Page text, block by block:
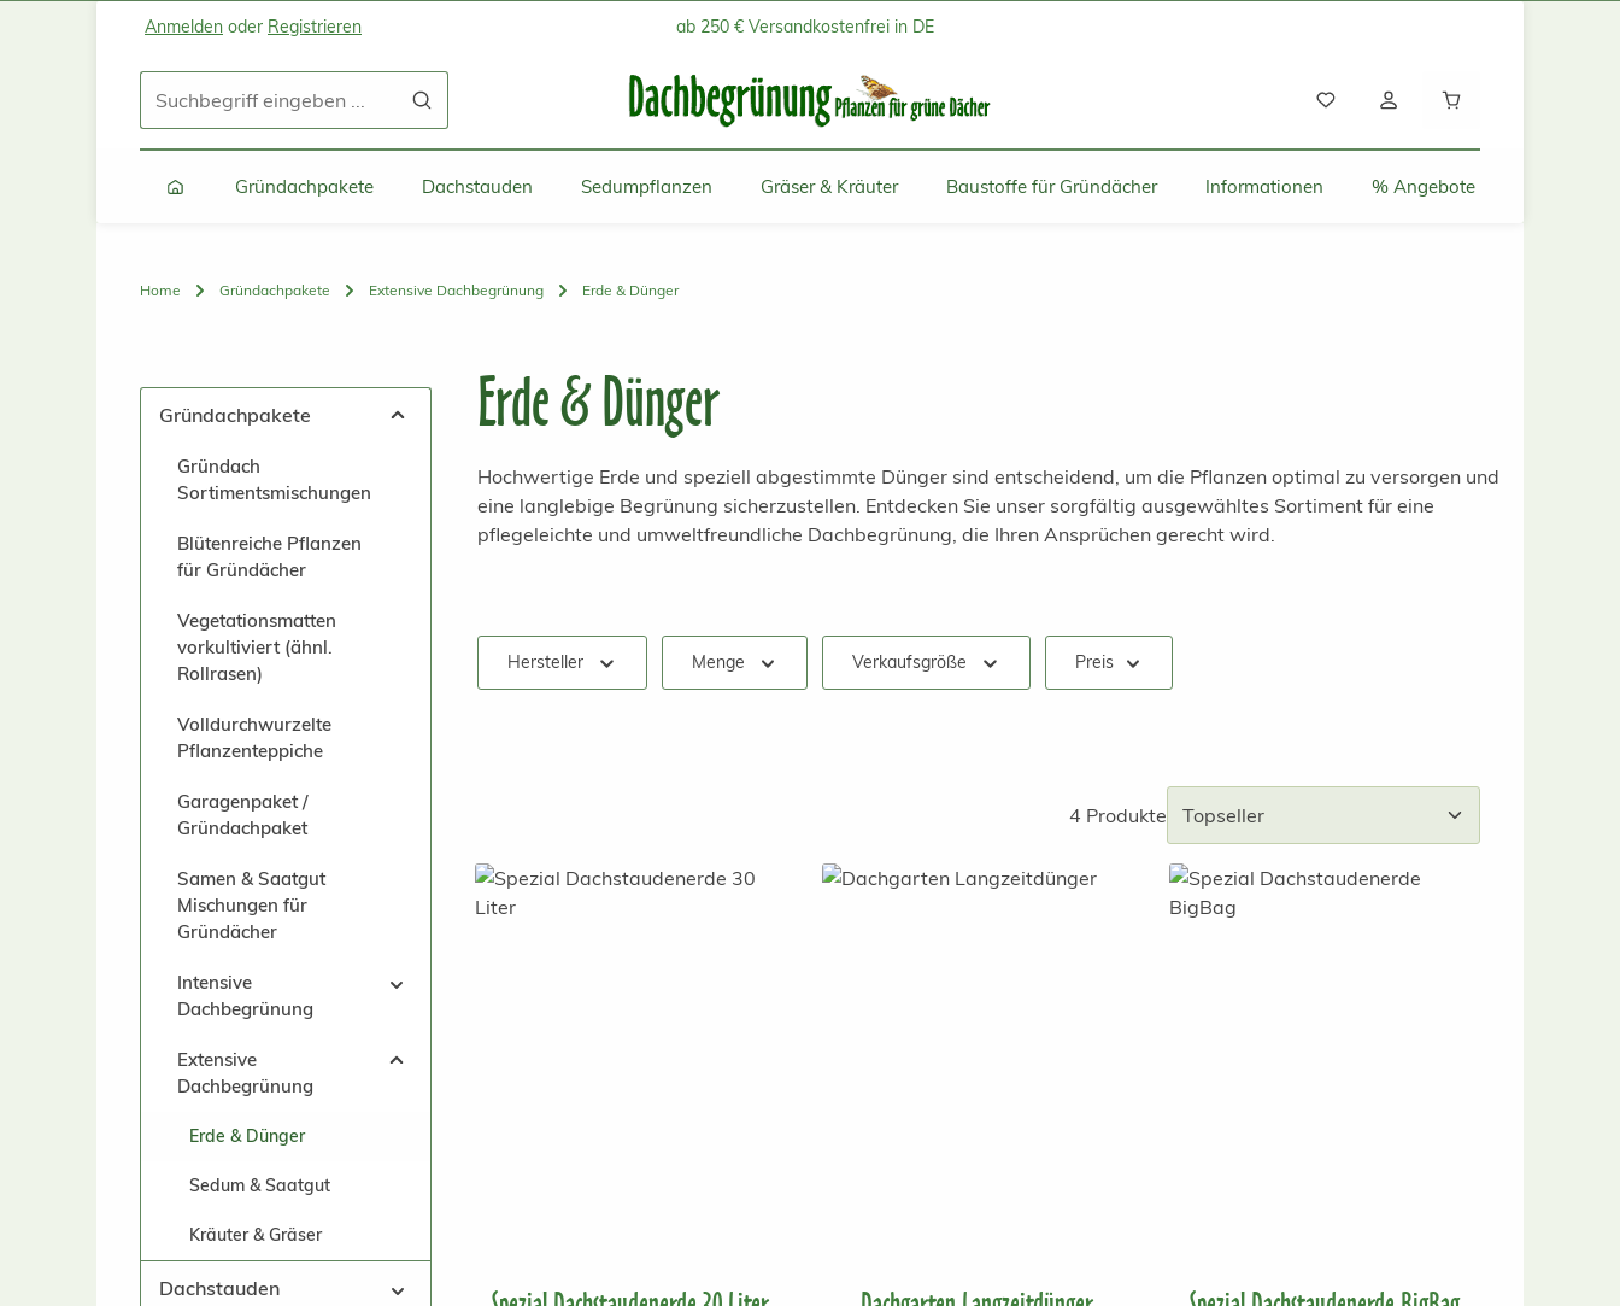
Zum Hauptinhalt springen
Zur Suche springen
Zur Hauptnavigation springen
Anmelden oder Registrieren ab 250 € Versandkostenfrei in DE
Gründachpakete Dachstauden Sedumpflanzen Gräser & Kräuter Baustoffe für Gründächer Informationen % Angebote
Home Gründachpakete Extensive Dachbegrünung Erde & Dünger
Gründachpakete
Gründach
Sortimentsmischungen
Blütenreiche Pflanzen
für Gründächer
Vegetationsmatten
vorkultiviert (ähnl.
Rollrasen)
Volldurchwurzelte
Pflanzenteppiche
Garagenpaket /
Gründachpaket
Samen & Saatgut
Mischungen für
Gründächer
Intensive
Dachbegrünung
Extensive
Dachbegrünung
Erde & Dünger
Sedum & Saatgut
Kräuter & Gräser
Dachstauden
Erde & Dünger
Hochwertige Erde und speziell abgestimmte Dünger sind entscheidend, um die Pflanzen optimal zu versorgen und
eine langlebige Begrünung sicherzustellen. Entdecken Sie unser sorgfältig ausgewähltes Sortiment für eine
pflegeleichte und umweltfreundliche Dachbegrünung, die Ihren Ansprüchen gerecht wird.
Hersteller Menge Verkaufsgröße Preis
4 Produkte